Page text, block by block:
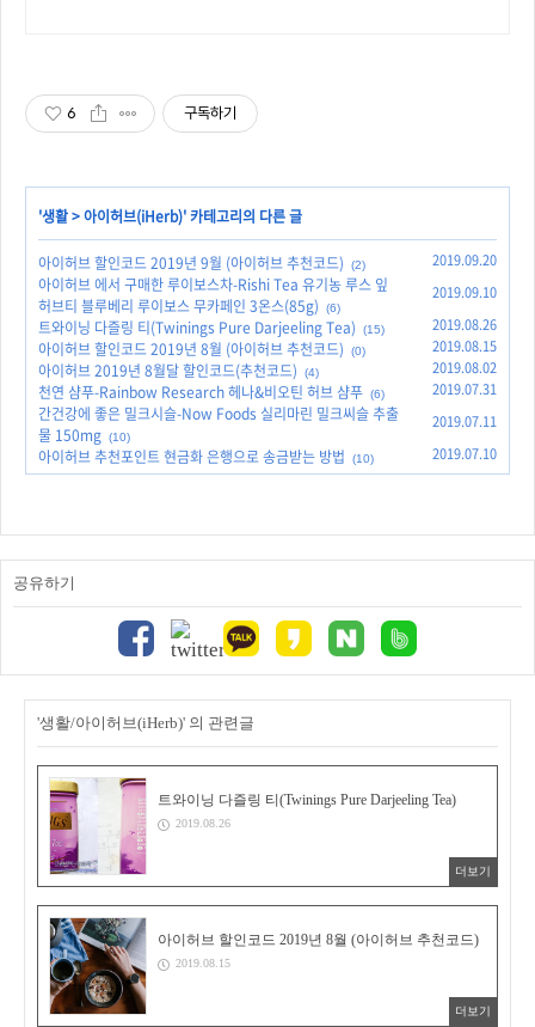
6 구독하기
'생활>아이허브(iHerb)' 카테고리의 다른 글
아이허브 할인코드 2019년 9월 (아이허브 추천코드) (2) 2019.09.20
아이허브 에서 구매한 루이보스차-Rishi Tea 유기농 루스 잎
허브티 블루베리 루이보스 무카페인 3온스(85g)
(6)
2019.09.10
트와이닝 다즐링 티(Twinings Pure Darjeeling Tea) (15) 2019.08.26
아이허브 할인코드 2019년 8월 (아이허브 추천코드) (0) 2019.08.15
아이허브 2019년 8월달 할인코드(추천코드) (4) 2019.08.02
천연 샴푸-Rainbow Research 헤나&비오틴 허브 샴푸 (6) 2019.07.31
간건강에 좋은 밀크시슬-Now Foods 실리마린 밀크씨슬 추출
물 150mg (10)
2019.07.11
아이허브 추천포인트 현금화 은행으로 송금받는 방법 (10) 2019.07.10
공유하기
'생활/아이허브(iHerb)' 의 관련글
트와이닝 다즐링 티(Twinings Pure Darjeeling Tea)
2019.08.26
더보기
아이허브 할인코드 2019년 8월 (아이허브 추천코드)
2019.08.15
더보기